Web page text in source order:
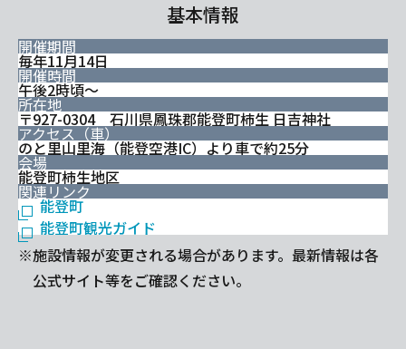
基本情報
開催期間
毎年11月14日
開催時間
午後2時頃～
所在地
〒927-0304 石川県鳳珠郡能登町柿生 日吉神社
アクセス（車）
のと里山里海（能登空港IC）より車で約25分
会場
能登町柿生地区
関連リンク
能登町
能登町観光ガイド
※施設情報が変更される場合があります。最新情報は各
公式サイト等をご確認ください。